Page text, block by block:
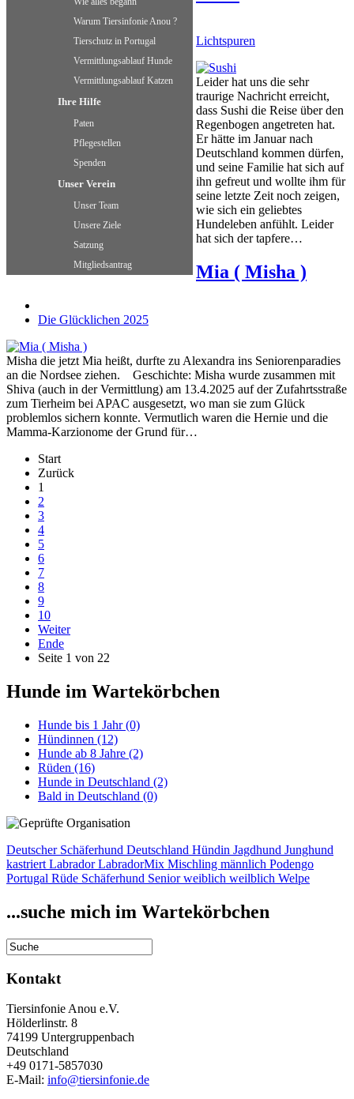
Warum Tiersinfonie Anou ?
Tierschutz in Portugal
Vermittlungsablauf Hunde
Vermittlungsablauf Katzen
Ihre Hilfe
Paten
Pflegestellen
Spenden
Unser Verein
Unser Team
Unsere Ziele
Satzung
Mitgliedsantrag
Lichtspuren
Leider hat uns die sehr
traurige Nachricht erreicht,
dass Sushi die Reise über den
Regenbogen angetreten hat.
Er hätte im Januar nach
Deutschland kommen dürfen,
und seine Familie hat sich auf
ihn gefreut und wollte ihm für
seine letzte Zeit noch zeigen,
wie sich ein geliebtes
Hundeleben anfühlt. Leider
hat sich der tapfere…
Mia ( Misha )
Die Glücklichen 2025
Misha die jetzt Mia heißt, durfte zu Alexandra ins Seniorenparadies
an die Nordsee ziehen. Geschichte: Misha wurde zusammen mit
Shiva (auch in der Vermittlung) am 13.4.2025 auf der Zufahrtsstraße
zum Tierheim bei APAC ausgesetzt, wo man sie zum Glück
problemlos sichern konnte. Vermutlich waren die Hernie und die
Mamma-Karzionome der Grund für…
Start
Zurück
1
2
3
4
5
6
7
8
9
10
Weiter
Ende
Seite 1 von 22
Hunde im Wartekörbchen
Hunde bis 1 Jahr(0)
Hündinnen (12)
Hunde ab 8 Jahre (2)
Rüden (16)
Hunde in Deutschland (2)
Bald in Deutschland (0)
Deutscher Schäferhund Deutschland Hündin Jagdhund Junghund
kastriert LabradorLabradorMix Mischling männlich Podengo
Portugal Rüde Schäferhund Seniorweiblich weilblich Welpe
...suche mich im Wartekörbchen
Kontakt
Tiersinfonie Anou e.V.
Hölderlinstr. 8
74199 Untergruppenbach
Deutschland
+49 0171-5857030
E-Mail: info@tiersinfonie.de